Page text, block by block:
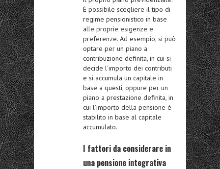
È possibile scegliere il tipo di
regime pensionistico in base
alle proprie esigenze e
preferenze. Ad esempio, si può
optare per un piano a
contribuzione definita, in cui si
decide l’importo dei contributi
e si accumula un capitale in
base a questi, oppure per un
piano a prestazione definita, in
cui l’importo della pensione è
stabilito in base al capitale
accumulato.
I fattori da considerare in
una pensione integrativa